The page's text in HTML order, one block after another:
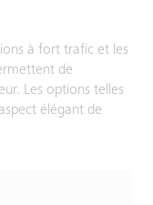
à fort trafic et les
de
Les options telles
élégant de